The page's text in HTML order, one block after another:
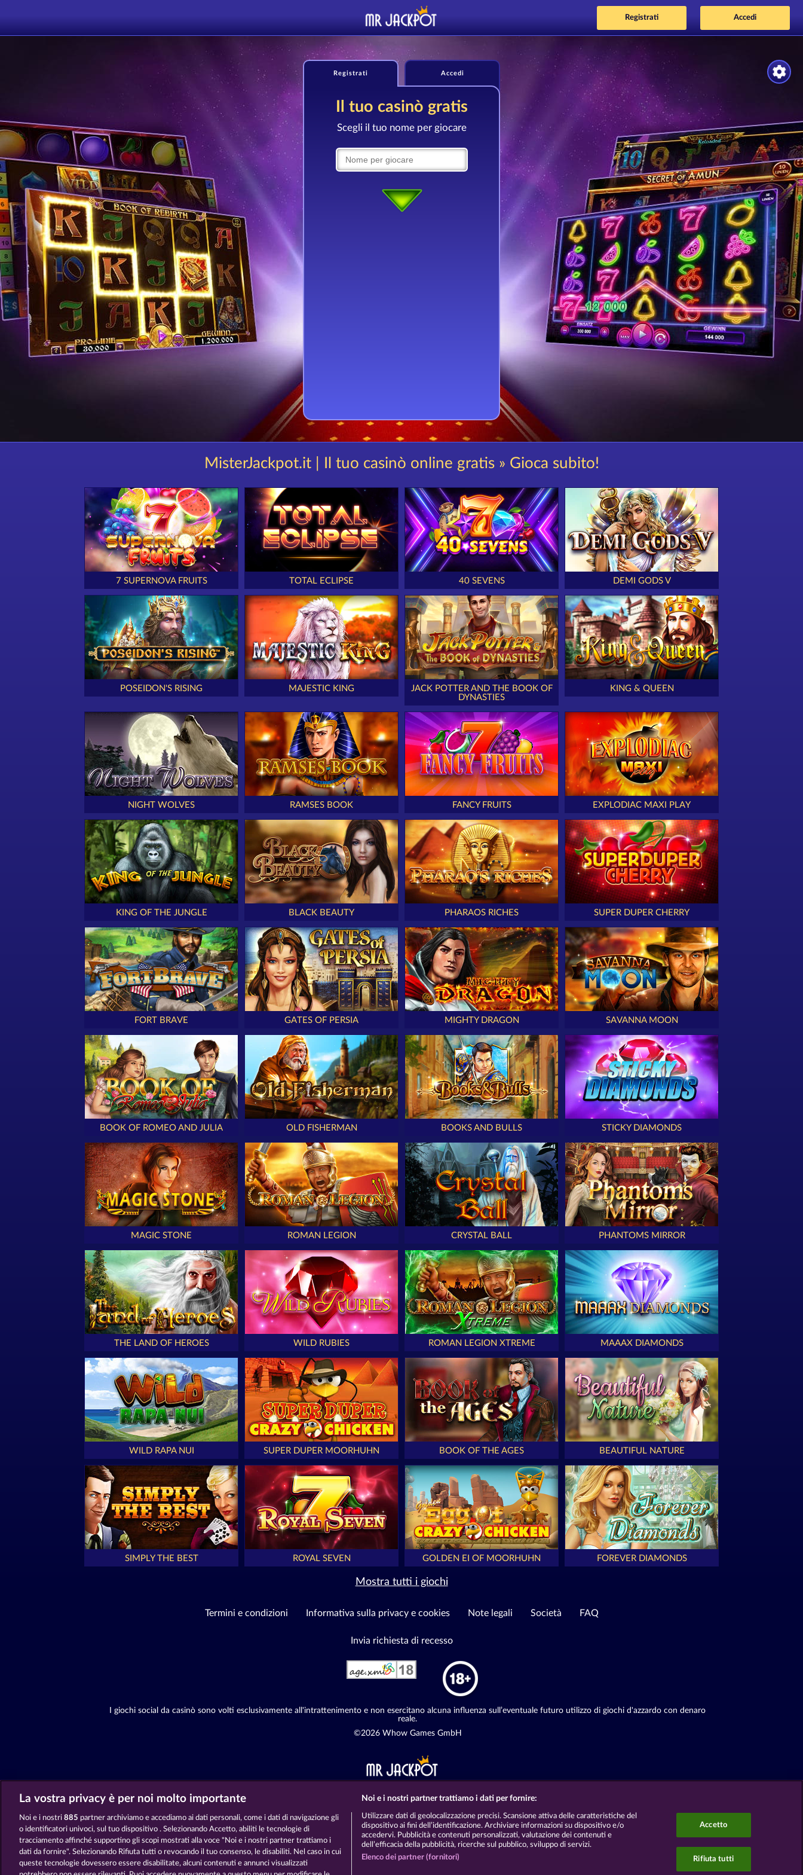
Registrati Accedi
Registrati Accedi
Il tuo casinò gratis
Scegli il tuo nome per giocare
MisterJackpot.it | Il tuo casinò online gratis » Gioca subito!
7 SUPERNOVA FRUITS TOTAL ECLIPSE 40 SEVENS DEMI GODS V
POSEIDON'S RISING MAJESTIC KING
JACK POTTER AND THE BOOK OF
DYNASTIES
KING & QUEEN
NIGHT WOLVES RAMSES BOOK FANCY FRUITS EXPLODIAC MAXI PLAY
KING OF THE JUNGLE BLACK BEAUTY PHARAOS RICHES SUPER DUPER CHERRY
FORT BRAVE GATES OF PERSIA MIGHTY DRAGON SAVANNA MOON
BOOK OF ROMEO AND JULIA OLD FISHERMAN BOOKS AND BULLS STICKY DIAMONDS
MAGIC STONE ROMAN LEGION CRYSTAL BALL PHANTOMS MIRROR
THE LAND OF HEROES WILD RUBIES ROMAN LEGION XTREME MAAAX DIAMONDS
WILD RAPA NUI SUPER DUPER MOORHUHN BOOK OF THE AGES BEAUTIFUL NATURE
SIMPLY THE BEST ROYAL SEVEN GOLDEN EI OF MOORHUHN FOREVER DIAMONDS
Mostra tutti i giochi
Termini e condizioni Informativa sulla privacy e cookies Note legali Società FAQ
Invia richiesta di recesso
I giochi social da casinò sono volti esclusivamente all'intrattenimento e non esercitano alcuna influenza sull’eventuale futuro utilizzo di giochi d'azzardo con denaro
reale.
©2026 Whow Games GmbH
La vostra privacy è per noi molto importante
Noi e i nostri 885 partner archiviamo e accediamo ai dati personali, come i dati di navigazione gli
o identificatori univoci, sul tuo dispositivo . Selezionando Accetto, abiliti le tecnologie di
tracciamento affinché supportino gli scopi mostrati alla voce "Noi e i nostri partner trattiamo i
dati da fornire". Selezionando Rifiuta tutti o revocando il tuo consenso, le disabiliti. Nel caso in cui
queste tecnologie dovessero essere disabilitate, alcuni contenuti e annunci visualizzati
Noi e i nostri partner trattiamo i dati per fornire:
Utilizzare dati di geolocalizzazione precisi. Scansione attiva delle caratteristiche del
dispositivo ai fini dell’identificazione. Archiviare informazioni su dispositivo e/o
accedervi. Pubblicità e contenuti personalizzati, valutazione dei contenuti e
dell’efficacia della pubblicità, ricerche sul pubblico, sviluppo di servizi.
Elenco dei partner (fornitori)
Accetto
Rifiuta tutti